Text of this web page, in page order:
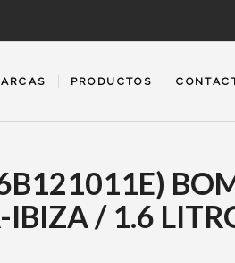
PRODUCTOS
IBIZA / 1.6